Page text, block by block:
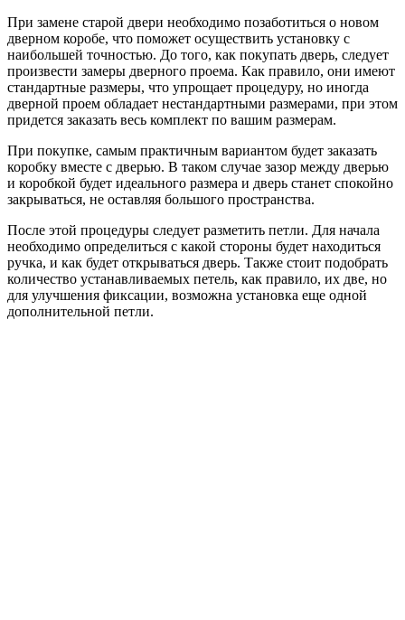
При замене старой двери необходимо позаботиться о новом
дверном коробе, что поможет осуществить установку с
наибольшей точностью. До того, как покупать дверь, следует
произвести замеры дверного проема. Как правило, они имеют
стандартные размеры, что упрощает процедуру, но иногда
дверной проем обладает нестандартными размерами, при этом
придется заказать весь комплект по вашим размерам.
При покупке, самым практичным вариантом будет заказать
коробку вместе с дверью. В таком случае зазор между дверью
и коробкой будет идеального размера и дверь станет спокойно
закрываться, не оставляя большого пространства.
После этой процедуры следует разметить петли. Для начала
необходимо определиться с какой стороны будет находиться
ручка, и как будет открываться дверь. Также стоит подобрать
количество устанавливаемых петель, как правило, их две, но
для улучшения фиксации, возможна установка еще одной
дополнительной петли.